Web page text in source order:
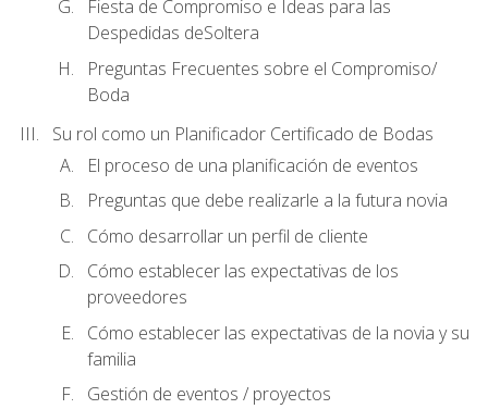
Fiesta de Compromiso e Ideas para las
Despedidas deSoltera
Preguntas Frecuentes sobre el Compromiso/
Boda
Su rol como un Planificador Certificado de Bodas
El proceso de una planificación de eventos
Preguntas que debe realizarle a la futura novia
Cómo desarrollar un perfil de cliente
Cómo establecer las expectativas de los
proveedores
Cómo establecer las expectativas de la novia y su
familia
Gestión de eventos / proyectos